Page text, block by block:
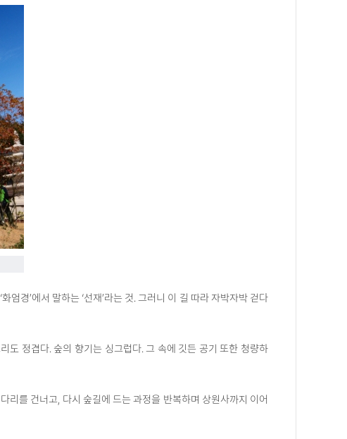
엄경’에서 말하는 ‘선재’라는 것. 그러니 이 길 따라 자박자박 걷다
도 정겹다. 숲의 향기는 싱그럽다. 그 속에 깃든 공기 또한 청량하
리를 건너고, 다시 숲길에 드는 과정을 반복하며 상원사까지 이어